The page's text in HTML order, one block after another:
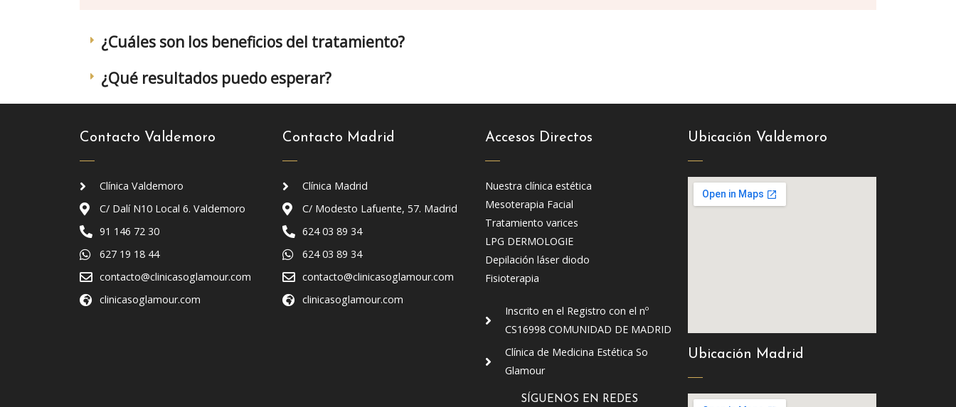
¿Cuáles son los beneficios del tratamiento?
¿Qué resultados puedo esperar?
Contacto Valdemoro
Clínica Valdemoro
C/ Dalí N10 Local 6. Valdemoro
91 146 72 30
627 19 18 44
contacto@clinicasoglamour.com
clinicasoglamour.com
Contacto Madrid
Clínica Madrid
C/ Modesto Lafuente, 57. Madrid
624 03 89 34
624 03 89 34
contacto@clinicasoglamour.com
clinicasoglamour.com
Accesos Directos
Nuestra clínica estética
Mesoterapia Facial
Tratamiento varices
LPG DERMOLOGIE
Depilación láser diodo
Fisioterapia
Inscrito en el Registro con el nº
CS16998 COMUNIDAD DE MADRID
Clínica de Medicina Estética So
Glamour
SÍGUENOS EN REDES
Ubicación Valdemoro
Ubicación Madrid